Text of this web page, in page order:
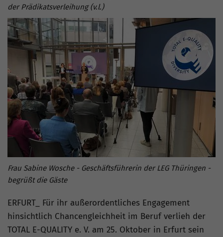
der Prädikatsverleihung (v.l.)
Frau Sabine Wosche - Geschäftsführerin der LEG Thüringen -
begrüßt die Gäste
ERFURT_ Für ihr außerordentliches Engagement
hinsichtlich Chancengleichheit im Beruf verlieh der
TOTAL E-QUALITY e. V. am 25. Oktober in Erfurt sein